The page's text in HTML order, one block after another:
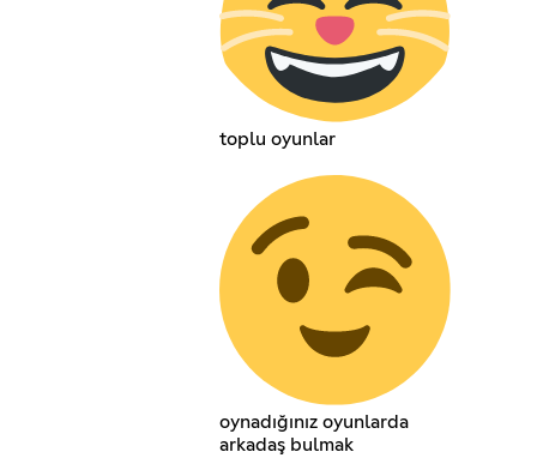
toplu oyunlar
oynadığınız oyunlarda
arkadaş bulmak